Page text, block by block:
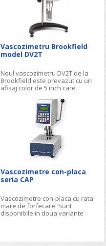
Vascozimetru Brookfield
model DV2T
Noul vascozimetru DV2T de la
Brookfield este prevazut cu un
afisaj color de 5 inch care
prin meniul aparatului, pentru
realizarea testelor si realizarea
masuratorilor de vascozitate
Vascozimetre con-placa
seria CAP
Vascozimetre con-placa cu rata
mare de forfecare. Sunt
disponibile in doua variante